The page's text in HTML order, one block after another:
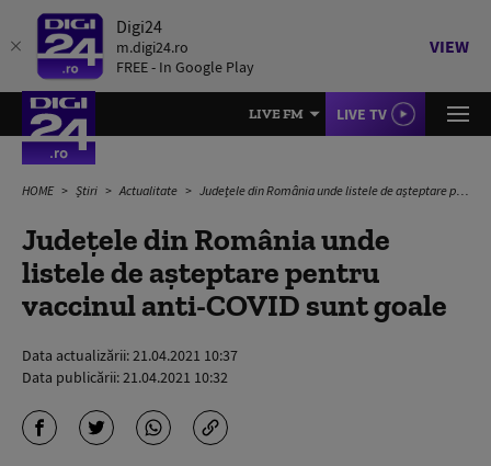
Digi24
m.digi24.ro
FREE - In Google Play
VIEW
LIVE FM LIVE TV
HOME Știri Actualitate Județele din România unde listele de așteptare pentru vaccinul anti-COVID sunt goale
Județele din România unde
listele de așteptare pentru
vaccinul anti-COVID sunt goale
Data actualizării:21.04.2021 10:37
Data publicării:21.04.2021 10:32